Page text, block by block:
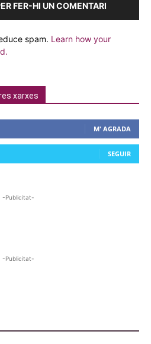
FER-HI UN COMENTARI
spam. Learn how your
xarxes
M' AGRADA
SEGUIR
-Publicitat-
-Publicitat-